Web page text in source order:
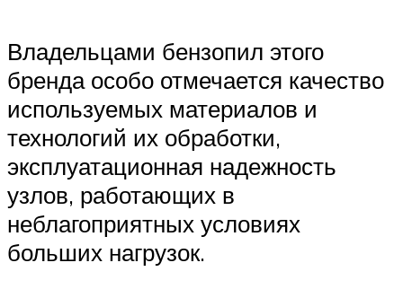
Владельцами бензопил этого
бренда особо отмечается качество
используемых материалов и
технологий их обработки,
эксплуатационная надежность
узлов, работающих в
неблагоприятных условиях
больших нагрузок.